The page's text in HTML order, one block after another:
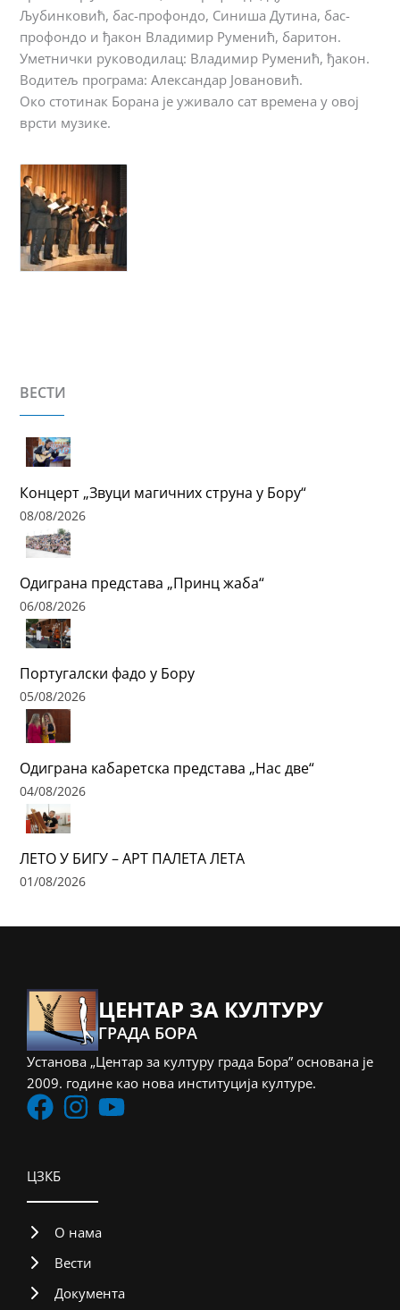
Љубинковић, бас-профондо, Синиша Дутина, бас-
профондо и ђакон Владимир Руменић, баритон.
Уметнички руководилац: Владимир Руменић, ђакон.
Водитељ програма: Александар Јовановић.
Око стотинак Борана је уживало сат времена у овој
врсти музике.
ВЕСТИ
Концерт „Звуци магичних струна у Бору“
08/08/2026
Одиграна представа „Принц жаба“
06/08/2026
Португалски фадо у Бору
05/08/2026
Одиграна кабаретска представа „Нас две“
04/08/2026
ЛЕТО У БИГУ – АРТ ПАЛЕТА ЛЕТА
01/08/2026
ЦЕНТАР ЗА КУЛТУРУ
ГРАДА БОРА
Установа „Центар за културу града Бора” основана је
2009. године као нова институција културе.
ЦЗКБ
О нама
Вести
Документа